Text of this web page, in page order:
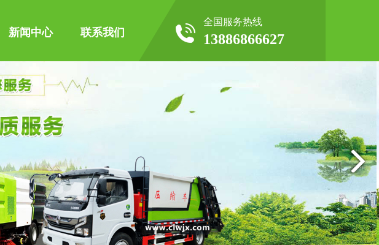
新闻中心 联系我们
全国服务热线
13886866627
、高压清洗车、
、冷藏车、汽车
司拥有自行出口
污车、油罐车、
、化工液体运输
企业形象